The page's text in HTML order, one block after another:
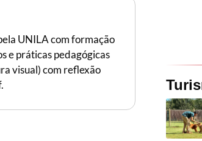
UNILA com formação
e práticas pedagógicas
visual) com reflexão